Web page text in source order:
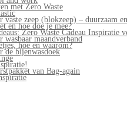
met Zero Waste
vaste zeep (blokzeep) – duurzaam
en hoe doe je mee?
Zero Waste Cadeau Inspiratie
wasbaar maandverband
hoe en waarom?
de bijenwasdoek
van Bag-again